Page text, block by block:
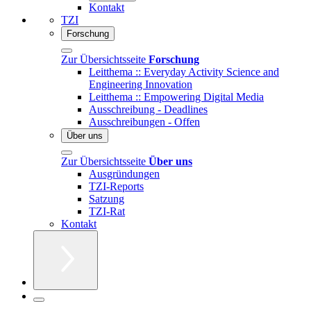
Kontakt
TZI
Forschung
Zur Übersichtsseite Forschung
Leitthema :: Everyday Activity Science and
Engineering Innovation
Leitthema :: Empowering Digital Media
Ausschreibung - Deadlines
Ausschreibungen - Offen
Über uns
Zur Übersichtsseite Über uns
Ausgründungen
TZI-Reports
Satzung
TZI-Rat
Kontakt